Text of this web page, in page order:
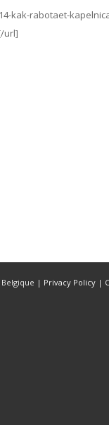
kak-rabotaet-
url]
Belgique | Privacy Policy |